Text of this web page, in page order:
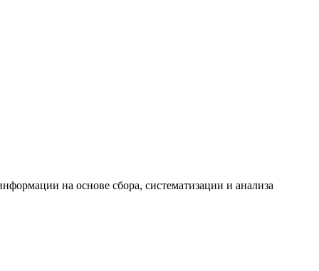
на основе сбора, систематизации и анализа